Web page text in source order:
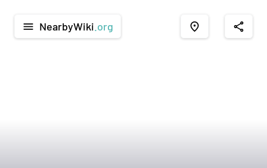
menu NearbyWiki .org place share